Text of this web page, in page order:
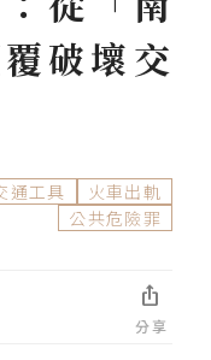
破壞交
通工具
火車出軌
公共危險罪
分享
